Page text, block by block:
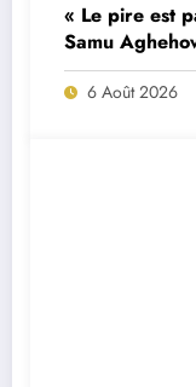
« Le pire est
Samu
Porto ?
6 Août 2026